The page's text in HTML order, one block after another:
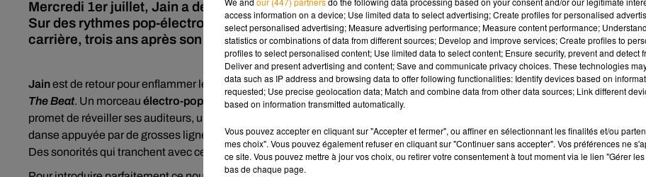
Mercredi 1er juillet, Jain a dévoilé "Kill it with the beat", un nouveau single accompagné d’un clip.
Sur des rythmes pop-électro, la chanteuse se réinvente et ouvre une nouvelle page après sa
carrière, trois ans après son dernier album.
Jainest de retour pour enflammer les enceintes ! La chanteuse a dévoilé ce 1 juillet, un nouveau single intituléKill It With
The Beat. Un morceau électro-pop qui introduit la «nouvelle ère» officiellement lancée par Jain. À travers ses paroles, elle
promet de réveiller ses auditeurs, une intention que l’on retrouve dans les sonorités du morceau. L’instrumentale invite à la
danse appuyée par de grosses lignes de basse qui rythment le morceau accompagné par le flow découpé de la chanteuse.
Des sonorités qui tranchent avec celles de son dernier albumThe Fool,
bien plus posé et méditatif.
access information on a device; Use limited data to select advertising; Create profiles for personalised
select personalised advertising; Measure advertising performance; Measure content performance;
statistics or combinations of data from different sources; Develop and improve services; Create profiles to
profiles to select personalised content; Use limited data to select content; Ensure security, prevent and detect
Deliver and present advertising and content; Save and communicate privacy choices. These technologies
data such as IP address and browsing data to offer following functionalities: Identify devices based on
requested; Use precise geolocation data; Match and combine data from other data sources; Link different
based on information transmitted automatically.
Vous pouvez accepter en cliquant sur "Accepter et fermer", ou affiner en sélectionnant les finalités et/ou
mes choix". Vous pouvez également refuser en cliquant sur "Continuer sans accepter". Vos préférences ne
ce site. Vous pouvez mettre à jour vos choix, ou retirer votre consentement à tout moment via le lien "Gérer
bas de chaque page.